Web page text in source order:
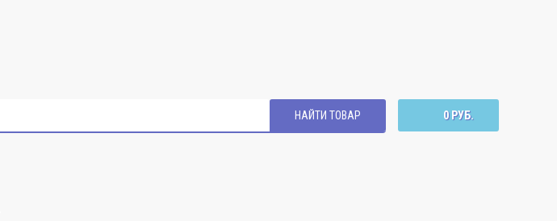
НАЙТИ ТОВАР 0 РУБ.